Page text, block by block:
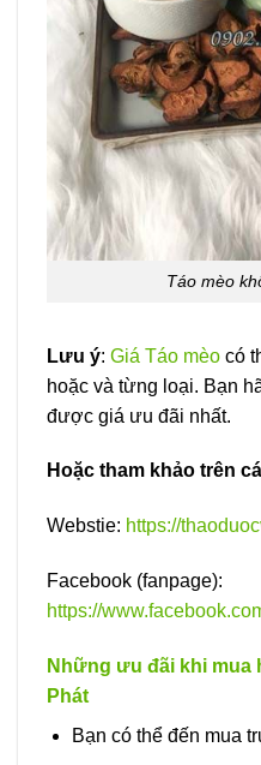
Táo mèo
Lưu ý: Giá Táo mèo có
hoặc và từng loại. Bạn
được giá ưu đãi nhất.
Hoặc tham khảo trên
Webstie: https://
Facebook (fanpage):
https://
Những ưu đãi khi mua
Phát
Bạn có thể đến mua